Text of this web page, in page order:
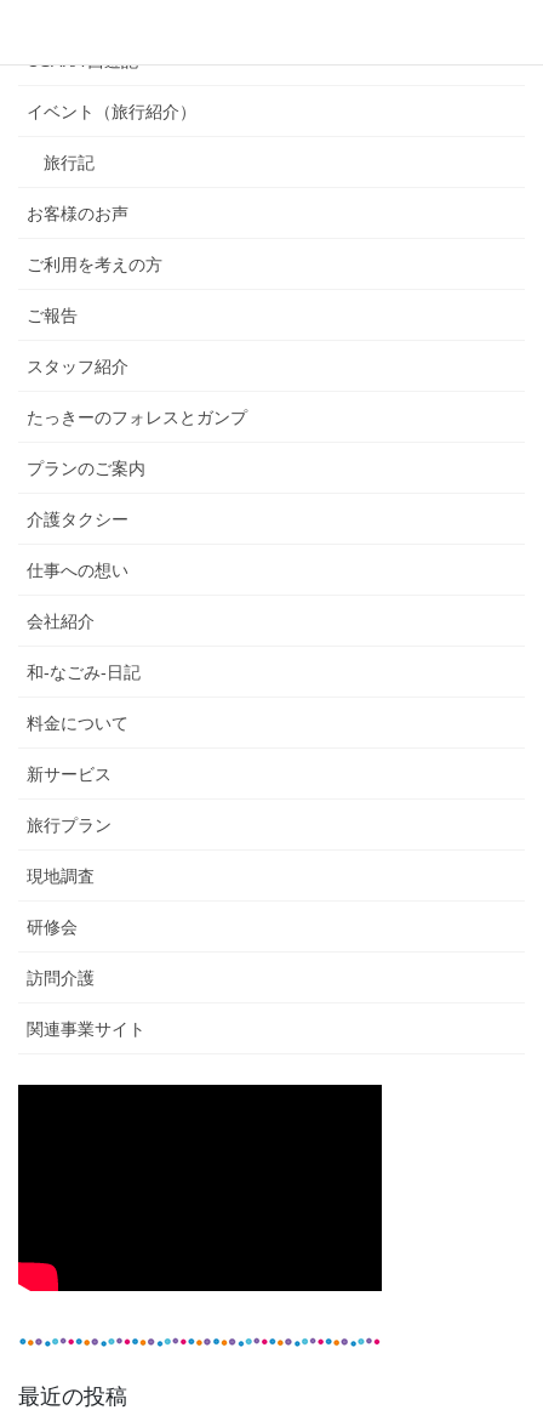
OSAKA 西遊記
イベント（旅行紹介）
旅行記
お客様のお声
ご利用を考えの方
ご報告
スタッフ紹介
たっきーのフォレスとガンプ
プランのご案内
介護タクシー
仕事への想い
会社紹介
和-なごみ-日記
料金について
新サービス
旅行プラン
現地調査
研修会
訪問介護
関連事業サイト
最近の投稿